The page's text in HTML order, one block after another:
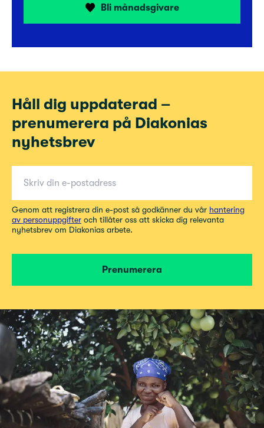
Bli månadsgivare
Håll dig uppdaterad –
prenumerera på Diakonias
nyhetsbrev
E-post för nyhetsbrev
Genom att registrera din e-post så godkänner du vår hantering
av personuppgifter och tillåter oss att skicka dig relevanta
nyhetsbrev om Diakonias arbete.
Prenumerera